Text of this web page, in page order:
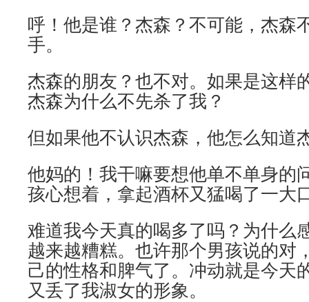
呼！他是谁？杰森？不可能，杰森
手。
杰森的朋友？也不对。如果是这样
杰森为什么不先杀了我？
但如果他不认识杰森，他怎么知道
他妈的！我干嘛要想他单不单身的
孩心想着，拿起酒杯又猛喝了一大
难道我今天真的喝多了吗？为什么
越来越糟糕。也许那个男孩说的对
己的性格和脾气了。冲动就是今天
又丢了我淑女的形象。